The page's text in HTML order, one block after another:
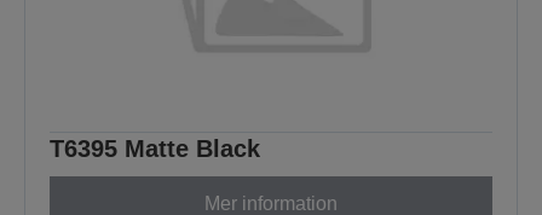
T6395 Matte Black
Mer information